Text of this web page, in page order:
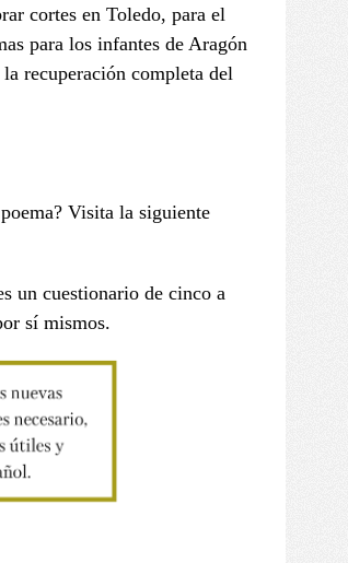
cortes en Toledo, para el
para los infantes de Aragón
recuperación completa del
Visita la siguiente
un cuestionario de cinco a
sí mismos.